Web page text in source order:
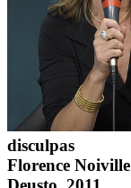
disculpas
Florence Noiville